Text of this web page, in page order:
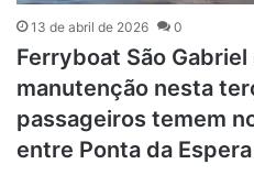
13 de abril de 2026 0
Ferryboat São
manutenção nesta
passageiros temem
entre Ponta da